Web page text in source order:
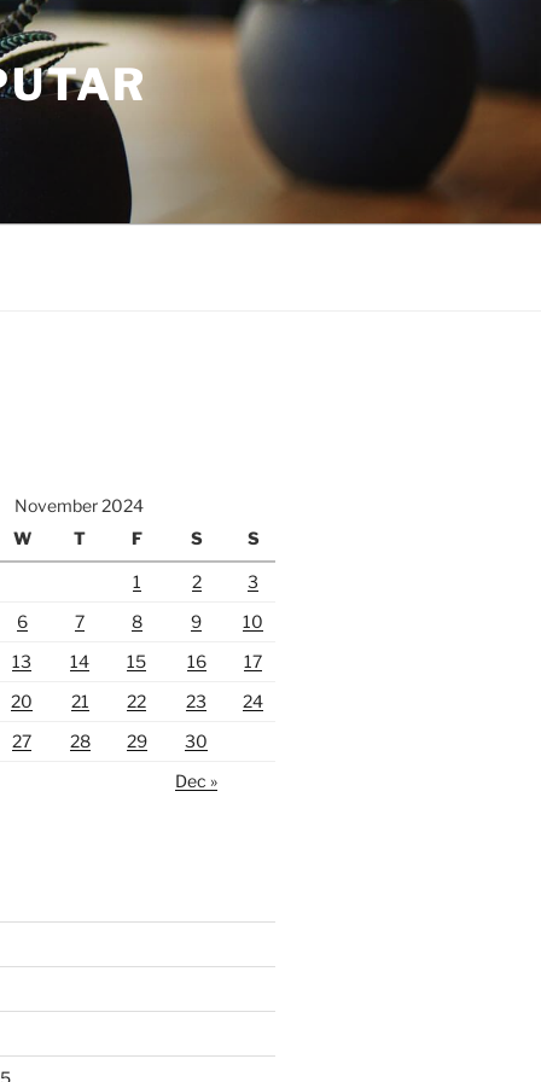
November 2024
W T F S S
1 2
3
6 7 8 9
10
13 14 15 16
17
20 21 22 23
24
27 28 29
30
Dec »